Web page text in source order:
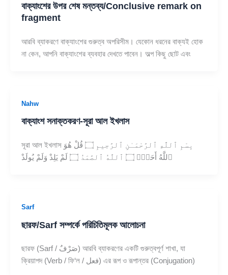
বাক্যাংশের উপর শেষ মন্তব্য/Conclusive remark on
fragment
আরবি ব্যাকরণে বাক্যাংশের গুরুত্ব অপরিসীম। যেকোন ধরনের বাক্যই হোক
না কেন, আপনি বাক্যাংশের ব্যবহার দেখতে পাবেন। অল্প কিছু ছোট এবং
Nahw
বাক্যাংশ সনাক্তকরণ-সূরা আল ইখলাস
সূরা আল ইখলাস بِسْمِ ٱللَّهِ ٱلرَّحْمَـٰنِ ٱلرَّحِيمِ ۝ قُلْ هُوَ
ٱللَّهُ أَحَدٌۭ ۝ ٱللَّهُ ٱلصَّمَدُ ۝ لَمْ يَلِدْ وَلَمْ يُولَدْ
Sarf
ছারফ/Sarf সম্পর্কে পরিচিতিমূলক আলোচনা
ছারফ (Sarf / صَرْفٌ) আরবি ব্যাকরণের একটি গুরুত্বপূর্ণ শাখা, যা
ক্রিয়াপদ (Verb / ফি‘ল / فعل) এর রূপ ও রূপান্তর (Conjugation)